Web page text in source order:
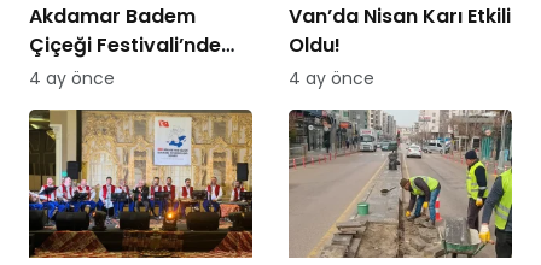
Akdamar Badem
Çiçeği Festivali’nde
Bisiklet Turu Heyecanı
4 ay önce
Van’da Nisan Karı Etkili
Oldu!
4 ay önce